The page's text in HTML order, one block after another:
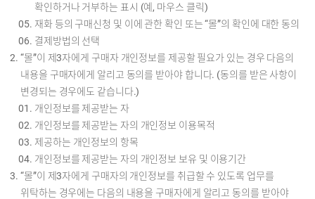
확인하거나 거부하는 표시 (예, 마우스 클릭)
재화 등의 구매신청 및 이에 관한 확인 또는 “몰”의 확인에 대한 동의
결제방법의 선택
“몰”이 제3자에게 구매자 개인정보를 제공할 필요가 있는 경우 다음의
내용을 구매자에게 알리고 동의를 받아야 합니다. (동의를 받은 사항이
변경되는 경우에도 같습니다.)
개인정보를 제공받는 자
개인정보를 제공받는 자의 개인정보 이용목적
제공하는 개인정보의 항목
개인정보를 제공받는 자의 개인정보 보유 및 이용기간
“몰”이 제3자에게 구매자의 개인정보를 취급할 수 있도록 업무를
위탁하는 경우에는 다음의 내용을 구매자에게 알리고 동의를 받아야